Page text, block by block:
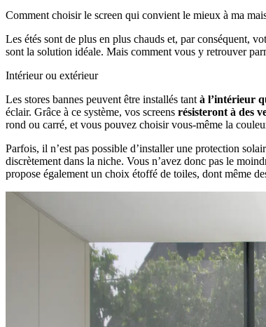
Comment choisir le screen qui convient le mieux à ma
Les étés sont de plus en plus chauds et, par conséquent,
sont la solution idéale. Mais comment vous y retrouver
Intérieur ou extérieur
Les stores bannes peuvent être installés tant à l’intérieur
éclair. Grâce à ce système, vos screens résisteront à des
rond ou carré, et vous pouvez choisir vous-même la
Parfois, il n’est pas possible d’installer une protection
discrètement dans la niche. Vous n’avez donc pas le
propose également un choix étoffé de toiles, dont même